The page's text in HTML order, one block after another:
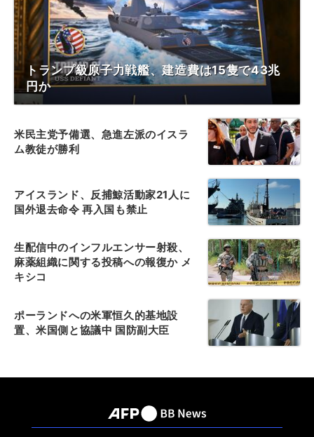
トランプ級原子力戦艦、建造費は15隻で43兆
円か
米民主党予備選、急進左派のイスラ
ム教徒が勝利
アイスランド、反捕鯨活動家21人に
国外退去命令 再入国も禁止
生配信中のインフルエンサー射殺、
麻薬組織に関する投稿への報復か メ
キシコ
ポーランドへの米軍恒久的基地設
置、米国側と協議中 国防副大臣